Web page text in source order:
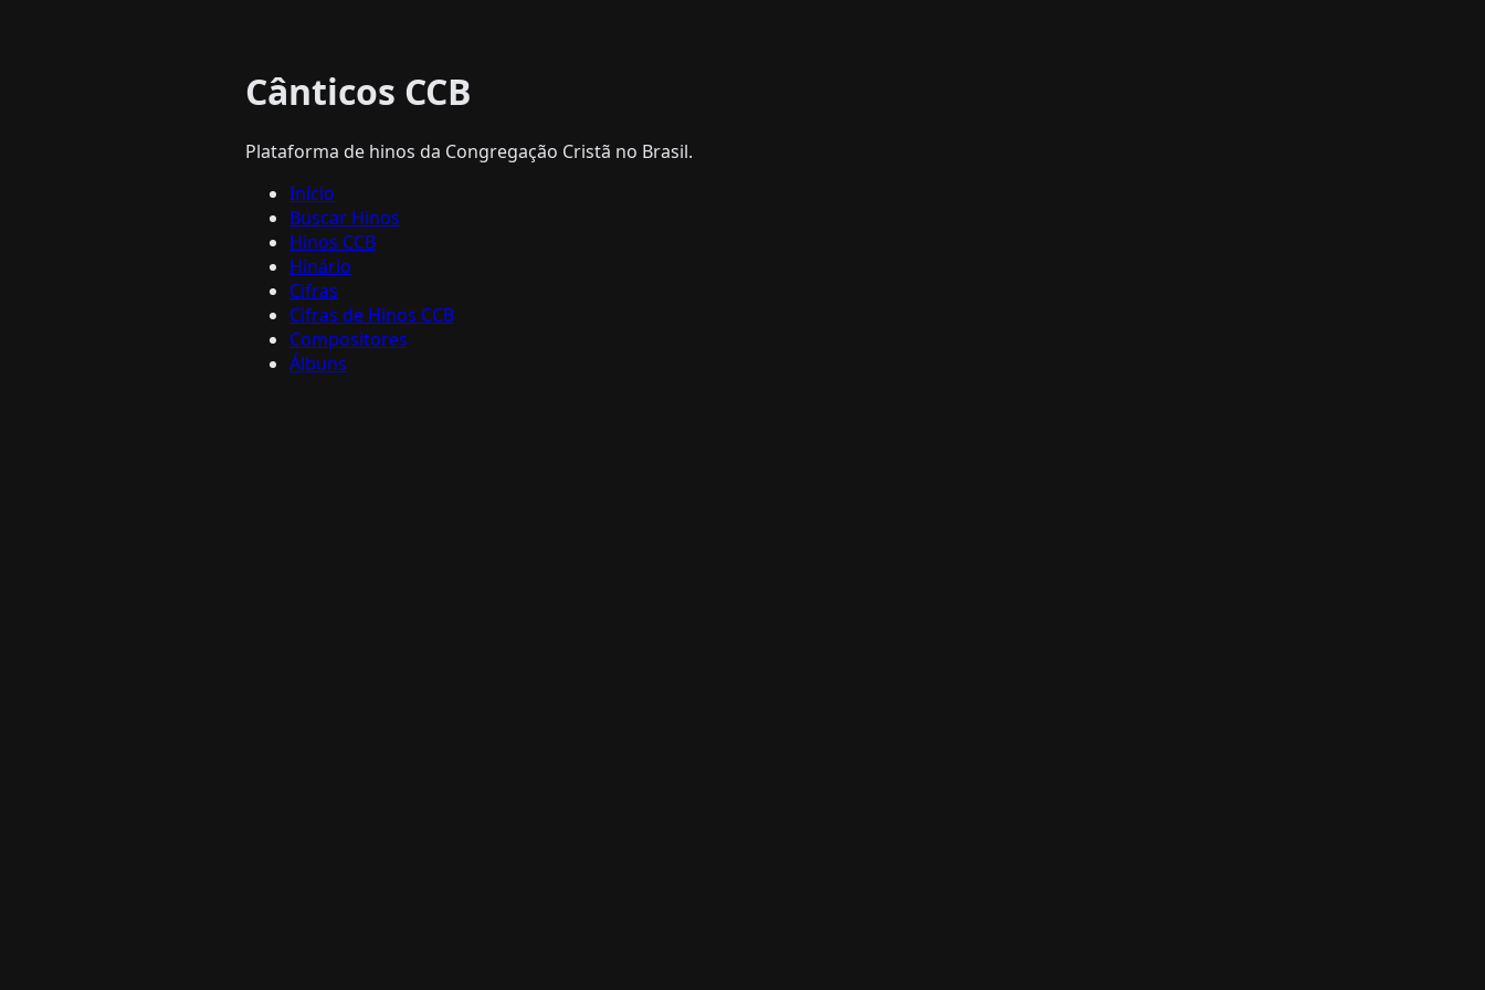
Cânticos CCB
Plataforma de hinos da Congregação Cristã no Brasil.
Início
Buscar Hinos
Hinos CCB
Hinário
Cifras
Cifras de Hinos CCB
Compositores
Álbuns